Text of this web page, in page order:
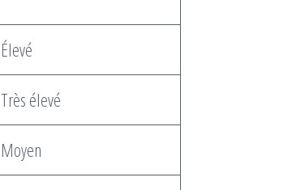
Élevé
Très élevé
Moyen